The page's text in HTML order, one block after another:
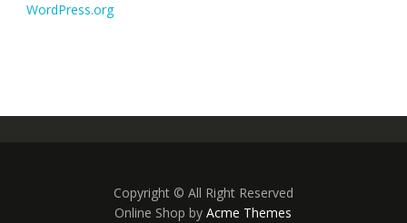
WordPress.org
Copyright © All Right Reserved
Online Shop byAcme Themes